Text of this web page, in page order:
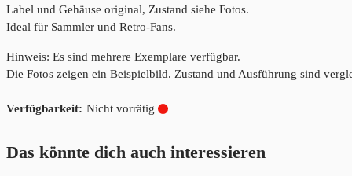
Label und Gehäuse original, Zustand siehe Fotos.
Ideal für Sammler und Retro-Fans.
Hinweis: Es sind mehrere Exemplare verfügbar.
Die Fotos zeigen ein Beispielbild. Zustand und Ausführung sind
Nicht vorrätig
Das könnte dich auch interessieren